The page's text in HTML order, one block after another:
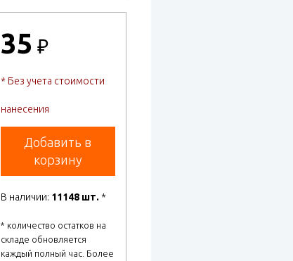
35 ₽
* Без учета стоимости
нанесения
Добавить в
корзину
В наличии: 11148 шт. *
* количество остатков на
складе обновляется
каждый полный час. Более